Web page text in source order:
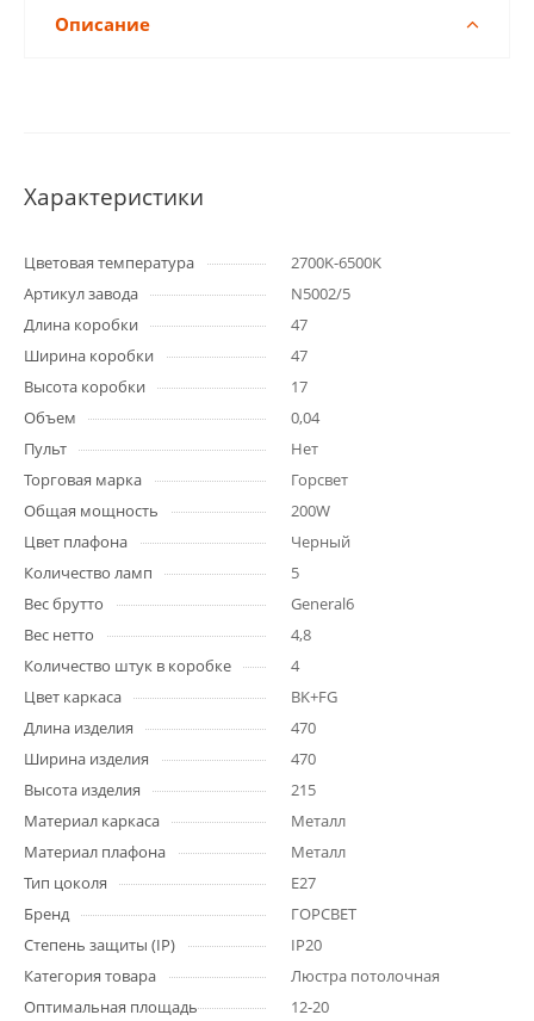
Описание
Характеристики
Цветовая температура
2700K-6500K
Артикул завода
N5002/5
Длина коробки
47
Ширина коробки
47
Высота коробки
17
Объем
0,04
Пульт
Нет
Торговая марка
Горсвет
Общая мощность
200W
Цвет плафона
Черный
Количество ламп
5
Вес брутто
General6
Вес нетто
4,8
Количество штук в коробке
4
Цвет каркаса
BK+FG
Длина изделия
470
Ширина изделия
470
Высота изделия
215
Материал каркаса
Металл
Материал плафона
Металл
Тип цоколя
E27
Бренд
ГОРСВЕТ
Степень защиты (IP)
IP20
Категория товара
Люстра потолочная
Оптимальная площадь
12-20